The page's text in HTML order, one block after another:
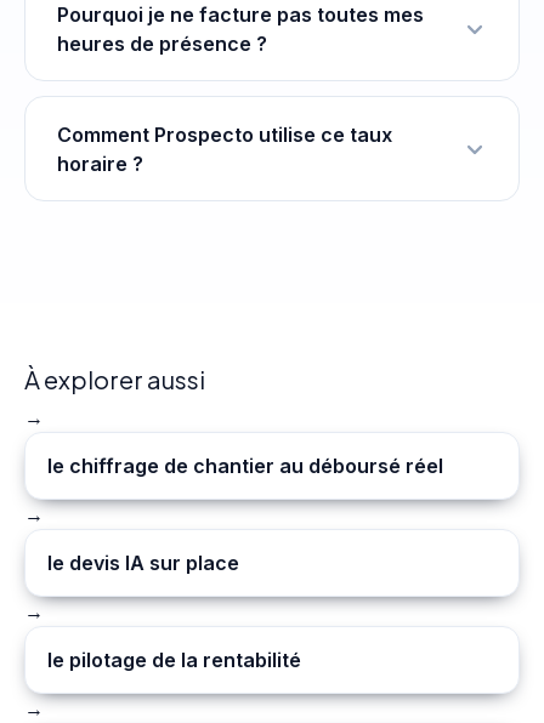
Pourquoi je ne facture pas toutes mes
heures de présence ?
Comment Prospecto utilise ce taux
horaire ?
À explorer aussi
→
le chiffrage de chantier au déboursé réel
→
le devis IA sur place
→
le pilotage de la rentabilité
→